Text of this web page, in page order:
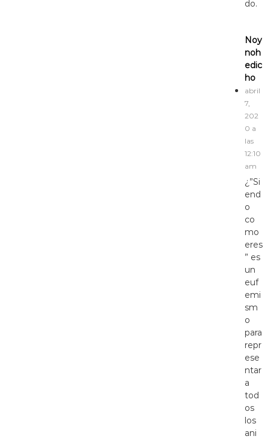
do.
Noy
noh
edic
ho
abril
7,
202
0 a
las
12:10
am
¿”Si
end
o
co
mo
eres
” es
un
euf
emi
sm
o
para
repr
ese
ntar
a
tod
os
los
ani